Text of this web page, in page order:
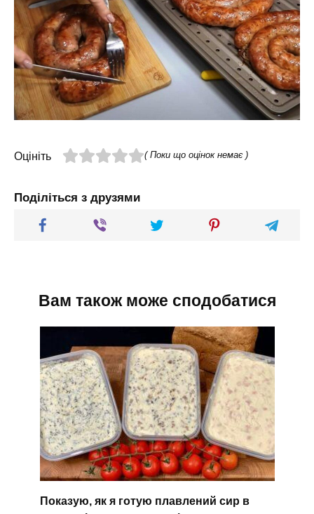
Оцініть ( Поки що оцінок немає )
Поділіться з друзями
Вам також може сподобатися
Показую, як я готую плавлений сир в